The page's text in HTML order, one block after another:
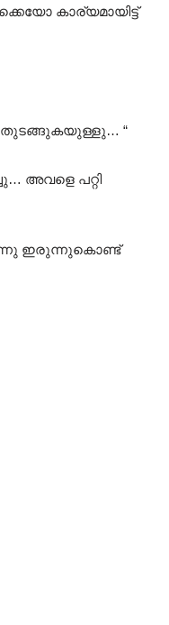
കാര്യമായിട്ട്
തുടങ്ങുകയുള്ളു… “
അവളെ പറ്റി
വന്നു ഇരുന്നുകൊണ്ട്